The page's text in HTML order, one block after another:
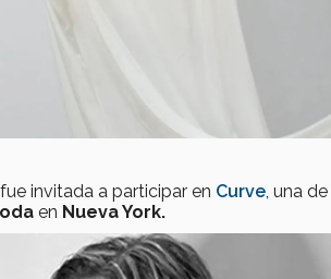
fue invitada a participar en Curve , una
en Nueva York.